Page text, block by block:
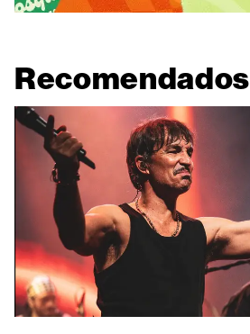
Recomendados